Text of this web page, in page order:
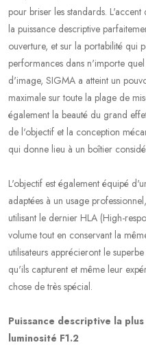
pour briser les standards.
la puissance descriptive
ouverture, et sur la portabilité qui
performances dans n'importe
d'image, SIGMA a atteint un
maximale sur toute la plage de
également la beauté du grand
de l'objectif et la conception
qui donne lieu à un boîtier
L'objectif est également équipé
adaptées à un usage
utilisant le dernier HLA (High-
volume tout en conservant la
utilisateurs apprécieront le
qu'ils capturent et même leur
chose de très spécial.
Puissance descriptive la
luminosité F1.2